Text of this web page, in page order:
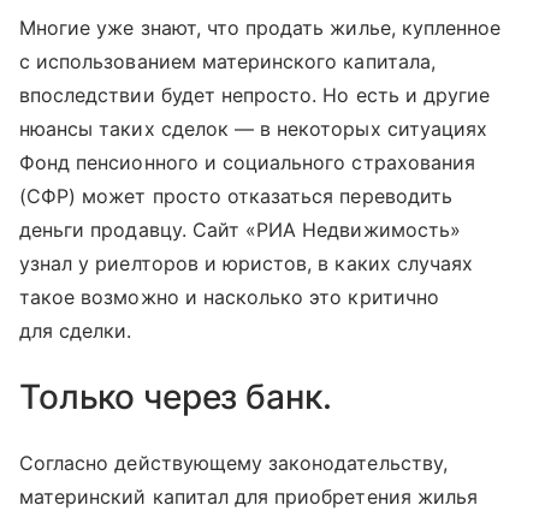
Многие уже знают, что продать жилье, купленное
с использованием материнского капитала,
впоследствии будет непросто. Но есть и другие
нюансы таких сделок — в некоторых ситуациях
Фонд пенсионного и социального страхования
(СФР) может просто отказаться переводить
деньги продавцу. Сайт «РИА Недвижимость»
узнал у риелторов и юристов, в каких случаях
такое возможно и насколько это критично
для сделки.
Только через банк.
Согласно действующему законодательству,
материнский капитал для приобретения жилья